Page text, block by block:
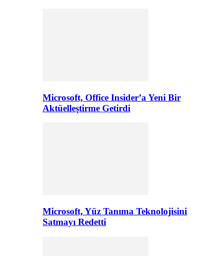
Microsoft, Office Insider’a Yeni Bir
Aktüelleştirme Getirdi
Microsoft, Yüz Tanıma Teknolojisini
Satmayı Redetti